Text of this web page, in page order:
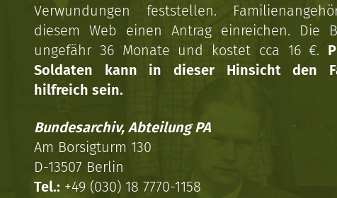
Verwundungen feststellen.
diesem Web einen Antrag einreichen. Die
ungefähr 36 Monate und kostet cca 16 €.
Soldaten kann in dieser Hinsicht den
hilfreich sein.
Bundesarchiv, Abteilung PA
Am Borsigturm 130
D-13507 Berlin
Tel.: +49 (030) 18 7770-1158